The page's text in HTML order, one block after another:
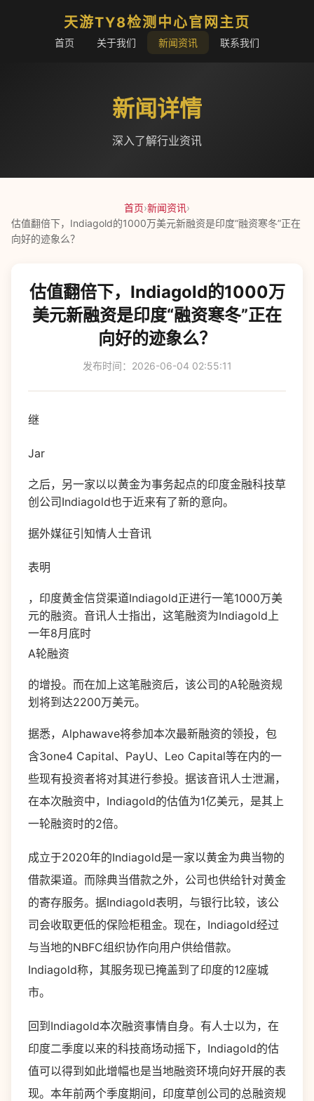
天游TY8检测中心官网主页
首页 关于我们 新闻资讯 联系我们
新闻详情
深入了解行业资讯
首页›新闻资讯›
估值翻倍下，Indiagold的1000万美元新融资是印度“融资寒冬”正在
向好的迹象么？
估值翻倍下，Indiagold的1000万
美元新融资是印度“融资寒冬”正在
向好的迹象么？
发布时间：2026-06-04 02:55:11
继
Jar
之后，另一家以以黄金为事务起点的印度金融科技草
创公司Indiagold也于近来有了新的意向。
据外媒征引知情人士音讯
表明
，印度黄金信贷渠道Indiagold正进行一笔1000万美
元的融资。音讯人士指出，这笔融资为Indiagold上
一年8月底时
A轮融资
的增投。而在加上这笔融资后，该公司的A轮融资规
划将到达2200万美元。
据悉，Alphawave将参加本次最新融资的领投，包
含3one4 Capital、PayU、Leo Capital等在内的一
些现有投资者将对其进行参投。据该音讯人士泄漏，
在本次融资中，Indiagold的估值为1亿美元，是其上
一轮融资时的2倍。
成立于2020年的Indiagold是一家以黄金为典当物的
借款渠道。而除典当借款之外，公司也供给针对黄金
的寄存服务。据Indiagold表明，与银行比较，该公
司会收取更低的保险柜租金。现在，Indiagold经过
与当地的NBFC组织协作向用户供给借款。
Indiagold称，其服务现已掩盖到了印度的12座城
市。
回到Indiagold本次融资事情自身。有人士以为，在
印度二季度以来的科技商场动摇下，Indiagold的估
值可以得到如此增幅也是当地融资环境向好开展的表
现。本年前两个季度期间，印度草创公司的总融资规